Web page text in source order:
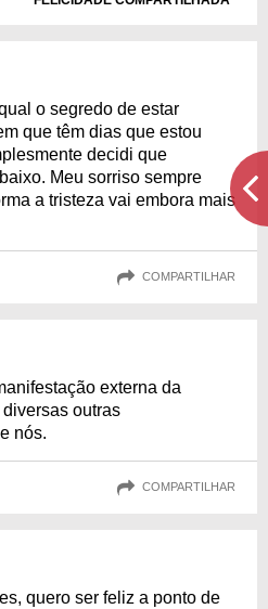
o segredo de estar
que têm dias que estou
decidi que
Meu sorriso sempre
a tristeza vai embora mais
COMPARTILHAR
externa da
outras
nós.
COMPARTILHAR
quero ser feliz a ponto de